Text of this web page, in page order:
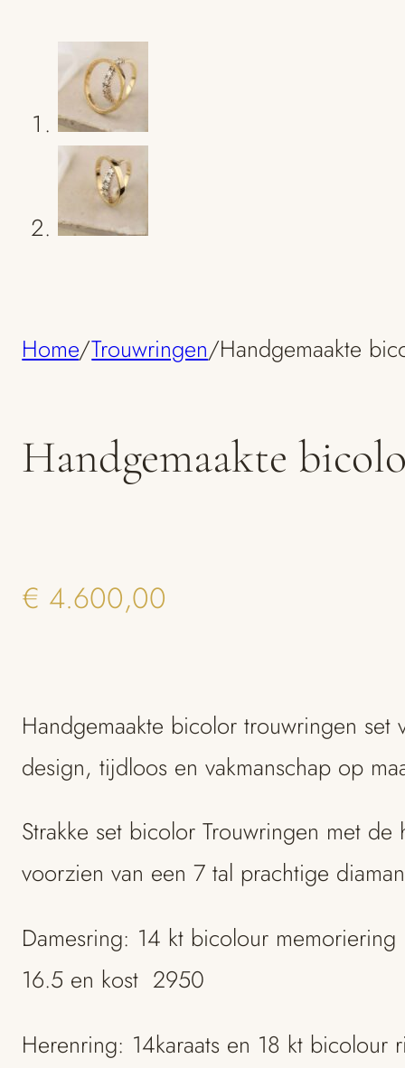
Home/Trouwringen/Handgemaakte
Handgemaakte
€ 4.600,00
Handgemaakte bicolor trouwringen
design, tijdloos en vakmanschap op
Strakke set bicolor Trouwringen met
voorzien van een 7 tal prachtige
Damesring: 14 kt bicolour
16.5 en kost 2950
Herenring: 14karaats en 18 kt